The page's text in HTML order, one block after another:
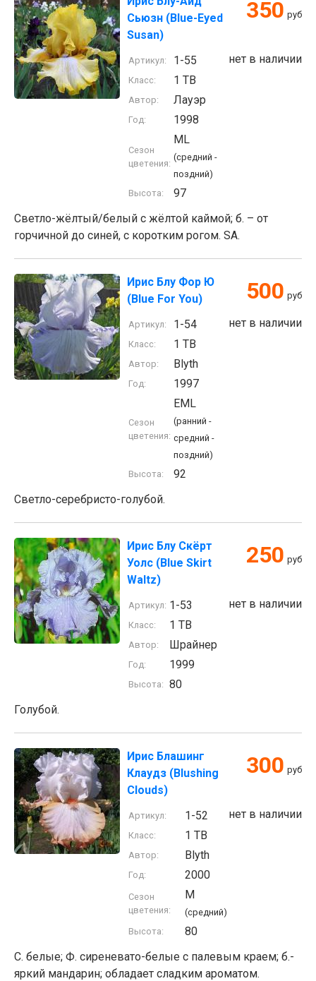
Сьюзн (Blue-Eyed
Susan)
350 руб
нет в наличии
Артикул: 1-55
Класс: 1 TB
Автор: Лауэр
Год: 1998
Сезон
цветения:
ML
(средний -
поздний)
Высота:
97
Светло-жёлтый/белый с жёлтой каймой; б. – от
горчичной до синей, с коротким рогом. SA.
Ирис Блу Фор Ю
(Blue For You)
500 руб
нет в наличии
Артикул: 1-54
Класс: 1 TB
Автор: Blyth
Год: 1997
Сезон
цветения:
EML
(ранний -
средний -
поздний)
Высота:
92
Светло-серебристо-голубой.
Ирис Блу Скёрт
Уолс (Blue Skirt
Waltz)
250 руб
нет в наличии
Артикул: 1-53
Класс: 1 TB
Автор: Шрайнер
Год: 1999
Высота: 80
Голубой.
Ирис Блашинг
Клаудз (Blushing
Clouds)
300 руб
нет в наличии
Артикул: 1-52
Класс: 1 TB
Автор: Blyth
Год: 2000
Сезон
цветения:
M
(средний)
Высота:
80
С. белые; Ф. сиреневато-белые с палевым краем; б.-
яркий мандарин; обладает сладким ароматом.